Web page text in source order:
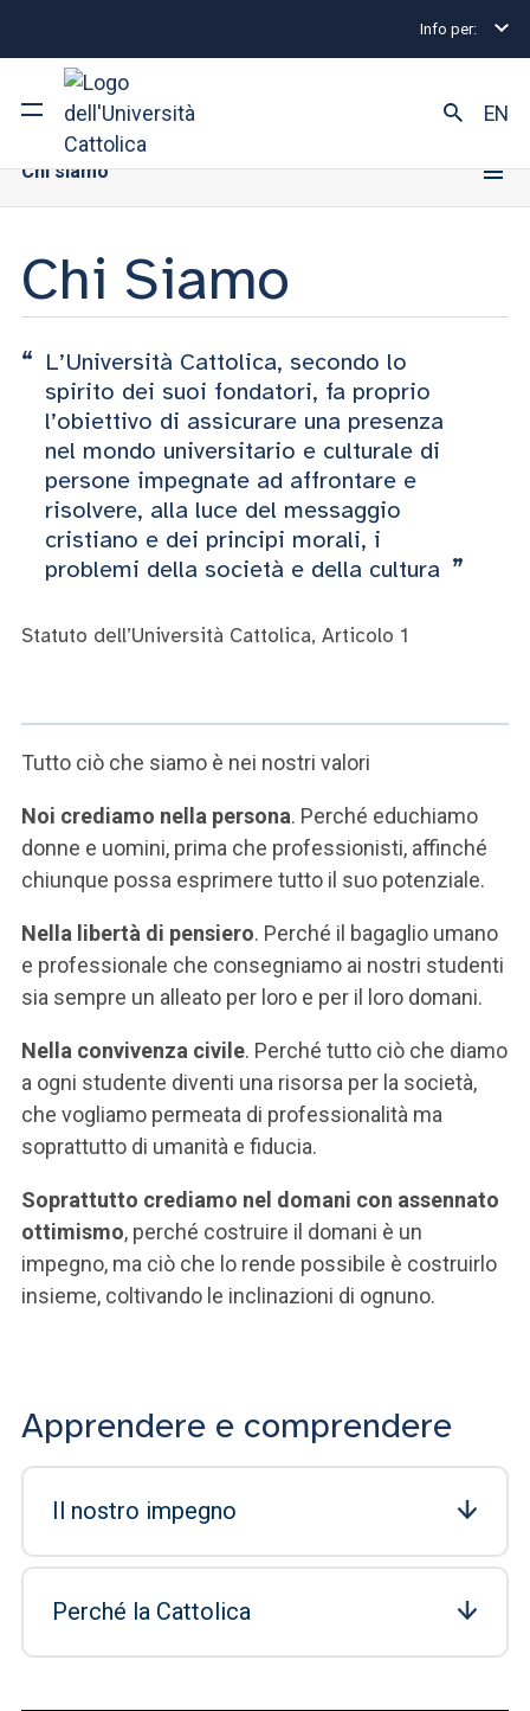
Info per:
Ateneo
Corsi di studio
Ricerca
Facoltà e campus
SEI UNO STUDENTE ISCRITTO?
ACCEDI ALLA MAIL ICATT
ACCEDI A CLOUDMAIL
EN
Chi Siamo
L'Università Cattolica
Chi siamo
Chi Siamo
L’Università Cattolica, secondo lo
spirito dei suoi fondatori, fa proprio
l’obiettivo di assicurare una presenza
nel mondo universitario e culturale di
persone impegnate ad affrontare e
risolvere, alla luce del messaggio
cristiano e dei principi morali, i
problemi della società e della cultura
Statuto dell’Università Cattolica, Articolo 1
Tutto ciò che siamo è nei nostri valori
Noi crediamo nella persona. Perché educhiamo
donne e uomini, prima che professionisti, affinché
chiunque possa esprimere tutto il suo potenziale.
Nella libertà di pensiero. Perché il bagaglio umano
e professionale che consegniamo ai nostri studenti
sia sempre un alleato per loro e per il loro domani.
Nella convivenza civile. Perché tutto ciò che diamo
a ogni studente diventi una risorsa per la società,
che vogliamo permeata di professionalità ma
soprattutto di umanità e fiducia.
Soprattutto crediamo nel domani con assennato
ottimismo, perché costruire il domani è un
impegno, ma ciò che lo rende possibile è costruirlo
insieme, coltivando le inclinazioni di ognuno.
Apprendere e comprendere
Il nostro impegno
Perché la Cattolica